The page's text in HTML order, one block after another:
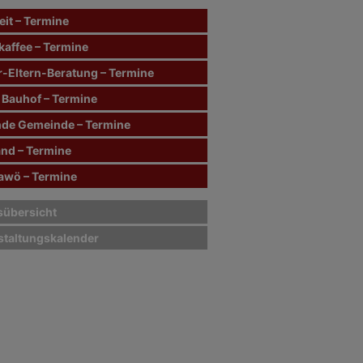
– Termine
– Termine
Eltern-Beratung – Termine
– Termine
Gemeinde – Termine
– Termine
– Termine